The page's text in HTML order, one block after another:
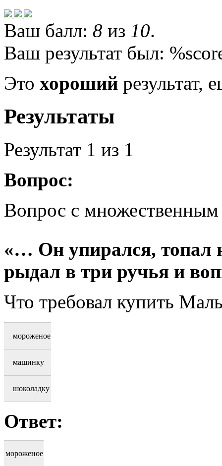
Ваш балл: 8 из 10.
Ваш результат был:
Это хороший результат,
Результаты
Результат 1 из 1
Вопрос:
Вопрос с
«… Он упирался, топал
рыдал в три ручья и
Что требовал купить
мороженое
машинку
шоколадку
Ответ:
мороженое